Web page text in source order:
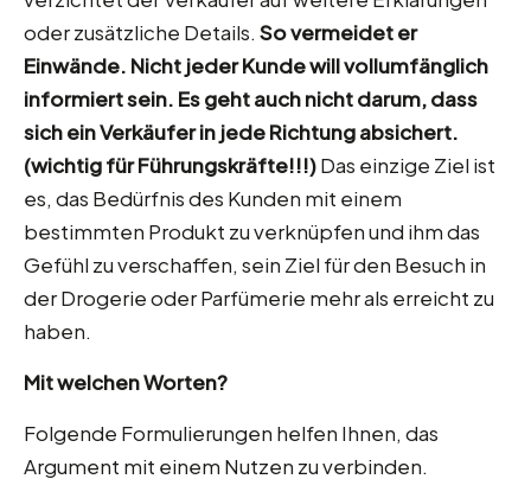
oder zusätzliche Details.So vermeidet er
Einwände. Nicht jeder Kunde will vollumfänglich
informiert sein. Es geht auch nicht darum, dass
sich ein Verkäufer in jede Richtung absichert.
(wichtig für Führungskräfte!!!)Das einzige Ziel ist
es, das Bedürfnis des Kunden mit einem
bestimmten Produkt zu verknüpfen und ihm das
Gefühl zu verschaffen, sein Ziel für den Besuch in
der Drogerie oder Parfümerie mehr als erreicht zu
haben.
Mit welchen Worten?
Folgende Formulierungen helfen Ihnen, das
Argument mit einem Nutzen zu verbinden.